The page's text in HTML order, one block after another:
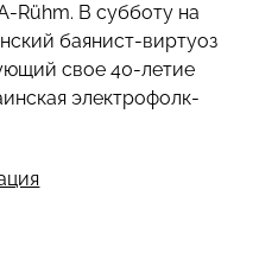
Rühm. В субботу на
баянист-виртуоз
свое 40-летие
электрофолк-